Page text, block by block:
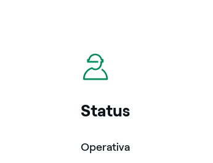
icona
Status
Operativa